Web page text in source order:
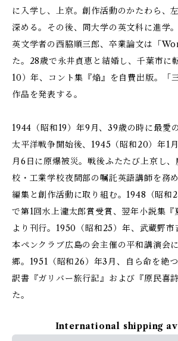
に入学し、上京。創作活動のかたわら、
深める。その後、同大学の英文科に進学
英文学者の西脇順三郎、卒業論文は「
た。28歳で永井貞恵と結婚し、千葉市に
10）年、コント集『焔』を自費出版。「
作品を発表する。
1944（昭和19）年9月、39歳の時に最愛
太平洋戦争開始後、1945（昭和20）年1
月6日に原爆被災。戦後ふたたび上京し
校・工業学校夜間部の嘱託英語講師を務
編集と創作活動に取り組む。1948（昭和
で第1回水上瀧太郎賞受賞、翌年小説集
より刊行。1950（昭和25）年、武蔵野市
本ペンクラブ広島の会主催の平和講演会
郷。1951（昭和26）年3月、自ら命を絶つ
訳書『ガリバー旅行記』および『原民喜
た。
International shipping